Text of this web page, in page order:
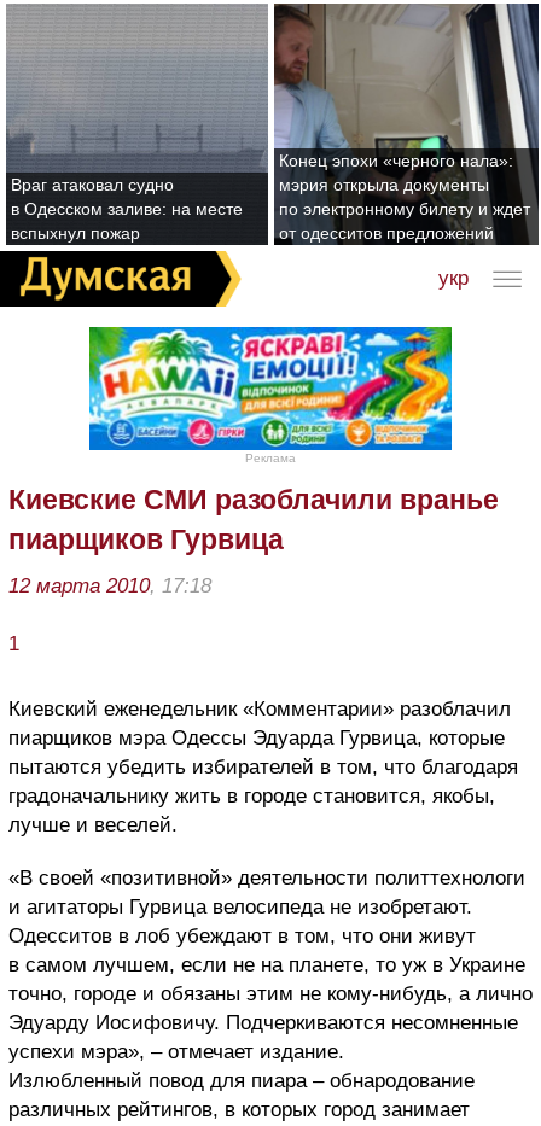
Враг атаковал судно
в Одесском заливе: на месте
вспыхнул пожар
Конец эпохи «черного нала»:
мэрия открыла документы
по электронному билету и ждет
от одесситов предложений
укр
Реклама
Киевские СМИ разоблачили вранье
пиарщиков Гурвица
12 марта 2010, 17:18
1
Киевский еженедельник «Комментарии» разоблачил
пиарщиков мэра Одессы Эдуарда Гурвица, которые
пытаются убедить избирателей в том, что благодаря
градоначальнику жить в городе становится, якобы,
лучше и веселей.
«В своей «позитивной» деятельности политтехнологи
и агитаторы Гурвица велосипеда не изобретают.
Одесситов в лоб убеждают в том, что они живут
в самом лучшем, если не на планете, то уж в Украине
точно, городе и обязаны этим не кому-нибудь, а лично
Эдуарду Иосифовичу. Подчеркиваются несомненные
успехи мэра», – отмечает издание.
Излюбленный повод для пиара – обнародование
различных рейтингов, в которых город занимает